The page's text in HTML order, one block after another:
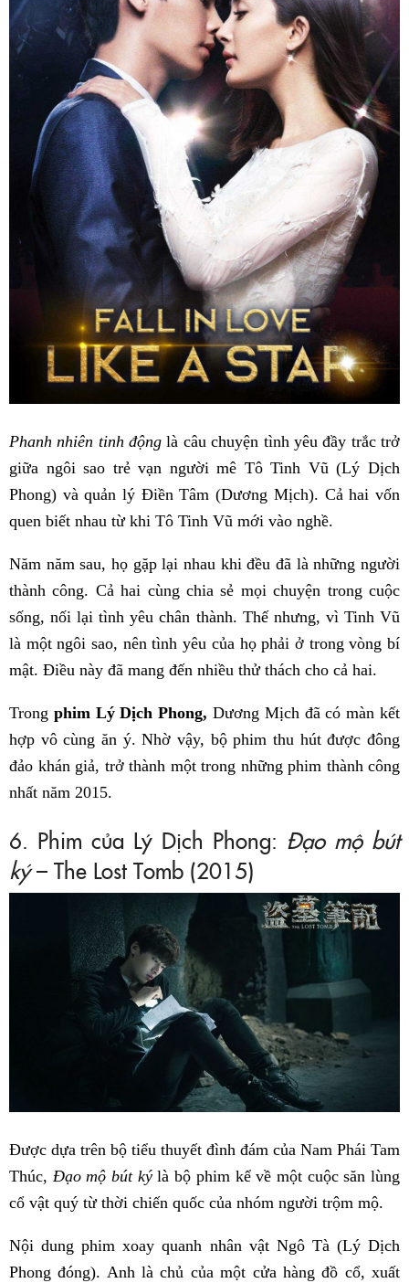
Phanh nhiên tinh động là câu chuyện tình yêu đầy trắc trở
giữa ngôi sao trẻ vạn người mê Tô Tinh Vũ (Lý Dịch
Phong) và quản lý Điền Tâm (Dương Mịch). Cả hai vốn
quen biết nhau từ khi Tô Tinh Vũ mới vào nghề.
Năm năm sau, họ gặp lại nhau khi đều đã là những người
thành công. Cả hai cùng chia sẻ mọi chuyện trong cuộc
sống, nối lại tình yêu chân thành. Thế nhưng, vì Tinh Vũ
là một ngôi sao, nên tình yêu của họ phải ở trong vòng bí
mật. Điều này đã mang đến nhiều thử thách cho cả hai.
Trong phim Lý Dịch Phong, Dương Mịch đã có màn kết
hợp vô cùng ăn ý. Nhờ vậy, bộ phim thu hút được đông
đảo khán giả, trở thành một trong những phim thành công
nhất năm 2015.
6. Phim của Lý Dịch Phong: Đạo mộ bút
ký– The Lost Tomb (2015)
Được dựa trên bộ tiểu thuyết đình đám của Nam Phái Tam
Thúc, Đạo mộ bút kýlà bộ phim kể về một cuộc săn lùng
cổ vật quý từ thời chiến quốc của nhóm người trộm mộ.
Nội dung phim xoay quanh nhân vật Ngô Tà (Lý Dịch
Phong đóng). Anh là chủ của một cửa hàng đồ cổ, xuất